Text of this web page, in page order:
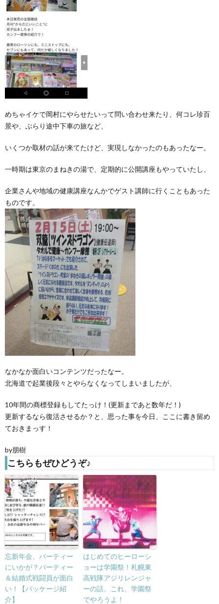
めちゃイケで岡村にやらせたいって問い合わせ来たり、何コレ珍百
景や、ぶらり途中下車の旅など、
いくつか取材の話が来てたけど、実現しなかったのもあったなー。
一時期は東京のまねきの湯で、定期的に公開講座もやっていたし、
企業さんや地域の健康講座なんかでゲスト講師に行くこともあった
ものです。
なかなか面白いコンテンツだったなー。
北海道で起業後段々とやらなくなってしまいましたが、
10年間の商標登録もしてたっけ！(更新まであと数年だ！)
更新するなら復活させるか？と、思った事を今日、ここに書き留め
ておきまっす！
by朋樹
こちらもぜひどうぞ♪
忘新年会、パーティー
にいかが？パーティー
＆結婚式戦闘員が面白
い！【パッケージ紹
介】
はじめてのヒーローシ
ョーは学園祭！札幌東
高戦隊アジリレンジャ
ーの話。これ、学園祭
でやろうよ！